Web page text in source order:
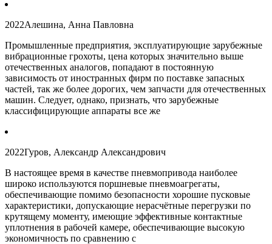
2022Алешина, Анна Павловна
Промышленные предприятия, эксплуатирующие зарубежные
вибрационные грохоты, цена которых значительно выше
отечественных аналогов, попадают в постоянную
зависимость от иностранных фирм по поставке запасных
частей, так же более дорогих, чем запчасти для отечественных
машин. Следует, однако, признать, что зарубежные
классифицирующие аппараты все же
2022Гуров, Александр Александрович
В настоящее время в качестве пневмопривода наиболее
широко используются поршневые пневмоагрегаты,
обеспечивающие помимо безопасности хорошие пусковые
характеристики, допускающие нерасчётные перегрузки по
крутящему моменту, имеющие эффективные контактные
уплотнения в рабочей камере, обеспечивающие высокую
экономичность по сравнению с